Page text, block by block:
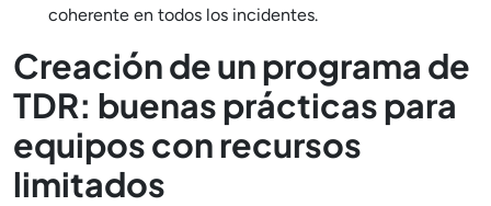
coherente en todos los incidentes.
Creación de un programa de
TDR: buenas prácticas para
equipos con recursos
limitados